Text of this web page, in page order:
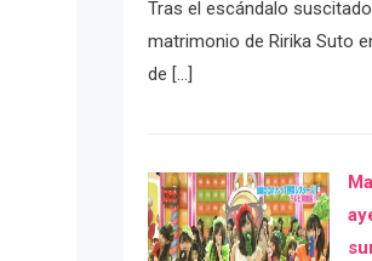
Tras el escándalo
matrimonio de Ririka Suto
de […]